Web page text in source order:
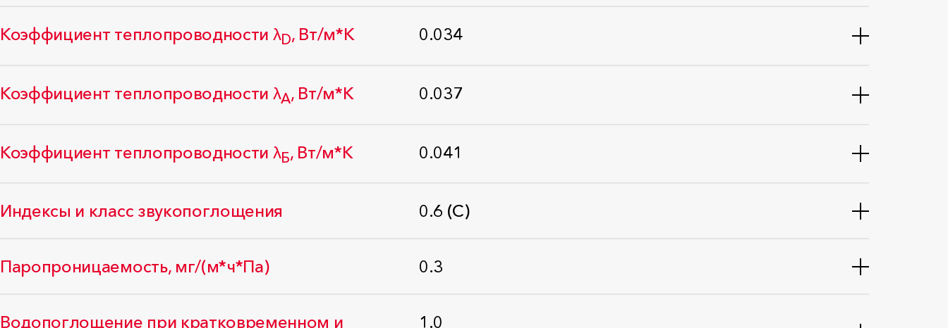
Коэффициент теплопроводности λD, Вт/м*К 0.034
Коэффициент теплопроводности λА, Вт/м*К 0.037
Коэффициент теплопроводности λБ, Вт/м*К 0.041
Индексы и класс звукопоглощения 0.6 (С)
Паропроницаемость, мг/(м*ч*Па) 0.3
Водопоглощение при кратковременном и
1.0